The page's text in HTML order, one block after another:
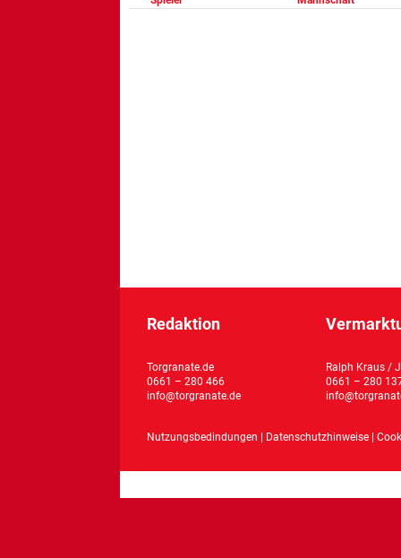
Redaktion
Torgranate.de
0661 – 280 466
info@torgranate.de
Ralph Kraus /
0661 – 280
Nutzungsbedindungen Datenschutzhinweise